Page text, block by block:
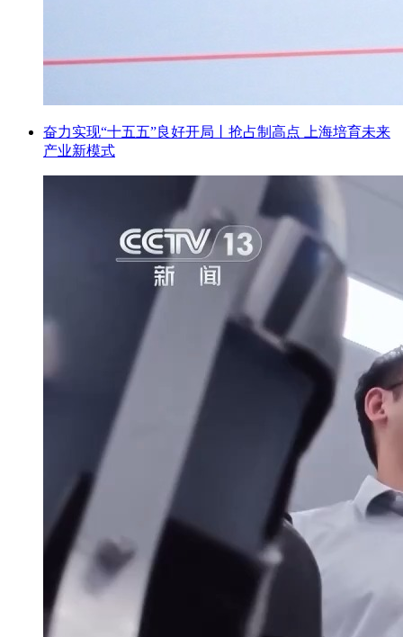
奋力实现“十五五”良好开局丨抢占制高点 上海培育未来
产业新模式